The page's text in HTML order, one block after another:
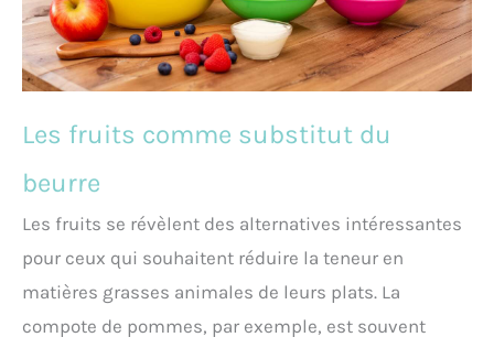
Les fruits comme substitut du
beurre
Les fruits se révèlent des alternatives intéressantes
pour ceux qui souhaitent réduire la teneur en
matières grasses animales de leurs plats. La
compote de pommes, par exemple, est souvent